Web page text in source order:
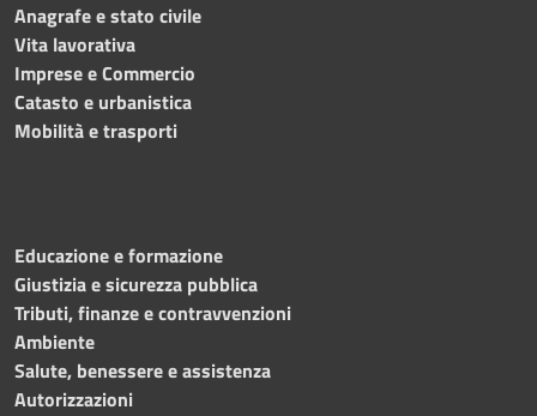
Anagrafe e stato civile
Vita lavorativa
Imprese e Commercio
Catasto e urbanistica
Mobilità e trasporti
Educazione e formazione
Giustizia e sicurezza pubblica
Tributi, finanze e contravvenzioni
Ambiente
Salute, benessere e assistenza
Autorizzazioni